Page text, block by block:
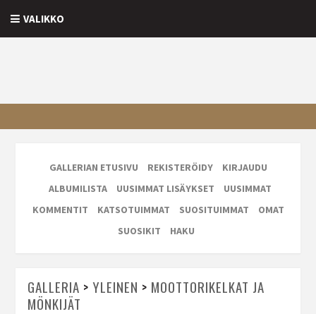
VALIKKO
GALLERIAN ETUSIVU REKISTERÖIDY
KIRJAUDU
ALBUMILISTA
UUSIMMAT LISÄYKSET
UUSIMMAT
KOMMENTIT
KATSOTUIMMAT SUOSITUIMMAT
OMAT
SUOSIKIT
HAKU
GALLERIA > YLEINEN > MOOTTORIKELKAT JA
MÖNKIJÄT